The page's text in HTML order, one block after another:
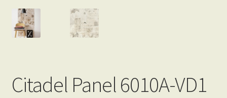
Citadel Panel 6010A-VD1